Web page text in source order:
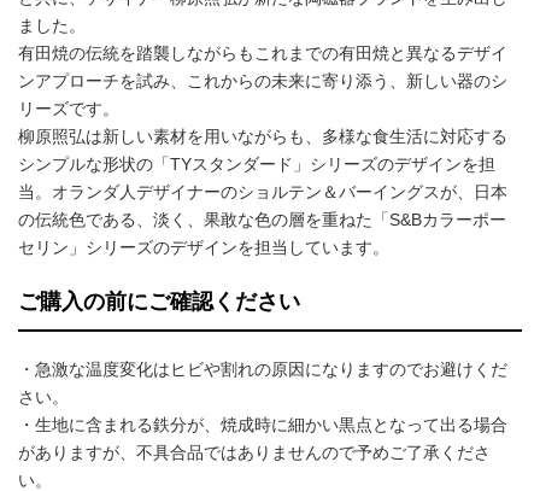
ました。
有田焼の伝統を踏襲しながらもこれまでの有田焼と異なるデザイ
ンアプローチを試み、これからの未来に寄り添う、新しい器のシ
リーズです。
柳原照弘は新しい素材を用いながらも、多様な食生活に対応する
シンプルな形状の「TYスタンダード」シリーズのデザインを担
当。オランダ人デザイナーのショルテン＆バーイングスが、日本
の伝統色である、淡く、果敢な色の層を重ねた「S&Bカラーポー
セリン」シリーズのデザインを担当しています。
ご購入の前にご確認ください
・急激な温度変化はヒビや割れの原因になりますのでお避けくだ
さい。
・生地に含まれる鉄分が、焼成時に細かい黒点となって出る場合
がありますが、不具合品ではありませんので予めご了承くださ
い。